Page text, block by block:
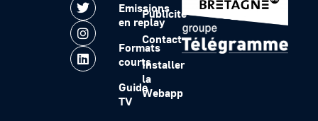
Emissions
en replay
Formats
courts
Guide
TV
Publicité
Contact
Installer
la
Webapp